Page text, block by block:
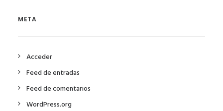
META
Acceder
Feed de entradas
Feed de comentarios
WordPress.org